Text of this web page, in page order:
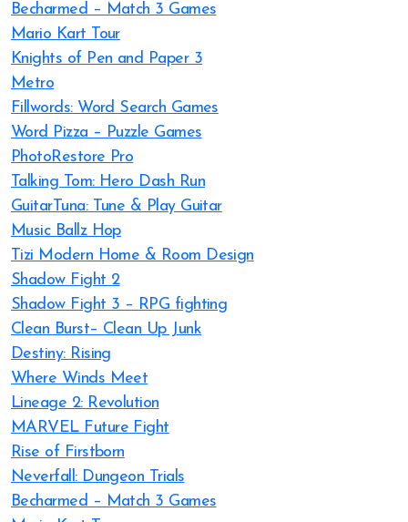
Becharmed – Match 3 Games
Mario Kart Tour
Knights of Pen and Paper 3
Metro
Fillwords: Word Search Games
Word Pizza – Puzzle Games
PhotoRestore Pro
Talking Tom: Hero Dash Run
GuitarTuna: Tune & Play Guitar
Music Ballz Hop
Tizi Modern Home & Room Design
Shadow Fight 2
Shadow Fight 3 – RPG fighting
Clean Burst– Clean Up Junk
Destiny: Rising
Where Winds Meet
Lineage 2: Revolution
MARVEL Future Fight
Rise of Firstborn
Neverfall: Dungeon Trials
Becharmed – Match 3 Games